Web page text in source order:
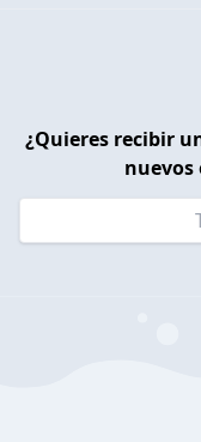
¿Quieres recibir
nuevos